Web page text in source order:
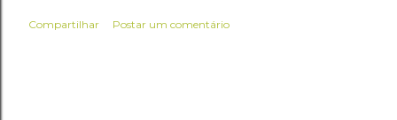
Compartilhar Postar um comentário